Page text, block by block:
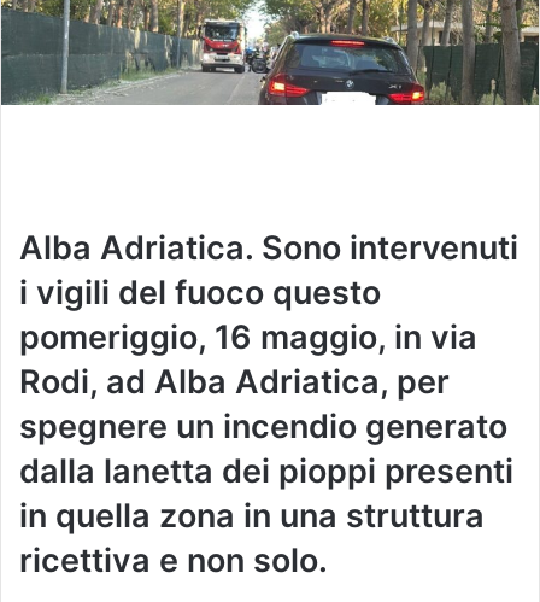
Alba Adriatica. Sono intervenuti
i vigili del fuoco questo
pomeriggio, 16 maggio, in via
Rodi, ad Alba Adriatica, per
spegnere un incendio generato
dalla lanetta dei pioppi presenti
in quella zona in una struttura
ricettiva e non solo.